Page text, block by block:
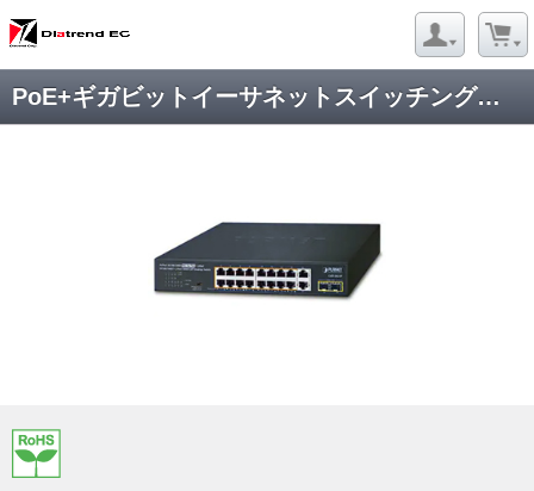
PoE+ギガビットイーサネットスイッチングハブ SFPポート付 GSD-2022P